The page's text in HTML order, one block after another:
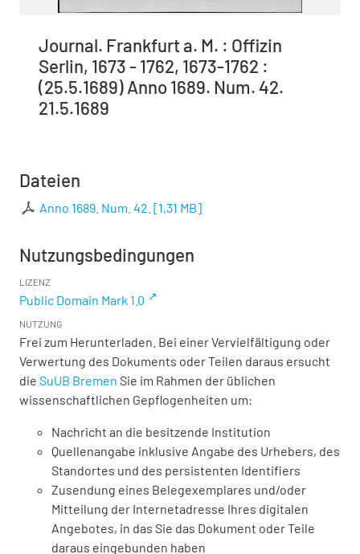
Journal. Frankfurt a. M. : Offizin
Serlin, 1673 - 1762, 1673-1762 :
(25.5.1689) Anno 1689. Num. 42.
21.5.1689
Dateien
Anno 1689. Num. 42. [1,31 MB]
Nutzungsbedingungen
LIZENZ
Public Domain Mark 1.0
NUTZUNG
Frei zum Herunterladen. Bei einer Vervielfältigung oder
Verwertung des Dokuments oder Teilen daraus ersucht
die SuUB Bremen Sie im Rahmen der üblichen
wissenschaftlichen Gepflogenheiten um:
Nachricht an die besitzende Institution
Quellenangabe inklusive Angabe des Urhebers, des
Standortes und des persistenten Identifiers
Zusendung eines Belegexemplares und/oder
Mitteilung der Internetadresse Ihres digitalen
Angebotes, in das Sie das Dokument oder Teile
daraus eingebunden haben